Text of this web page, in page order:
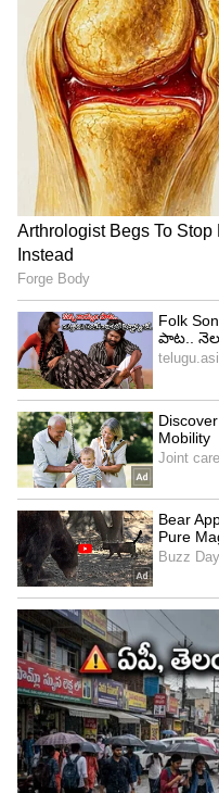
భారత జట్టు ఇప్పటిదాకా
విజయాలు అందుకుంది.
న్యూజిలాండ్‌తో జరిగిన
ముగిసింది. మరో 5
రద్దయ్యాయి...
5
9
Image credit: PTI
టీమిండియా తరుపున
శర్మ, అత్యధిక టీ20
ఉన్నాడు. ఐర్లాండ్ క్రికెటర్
మ్యాచులతో రెండో
మ్యాచులు ఆడాడు..